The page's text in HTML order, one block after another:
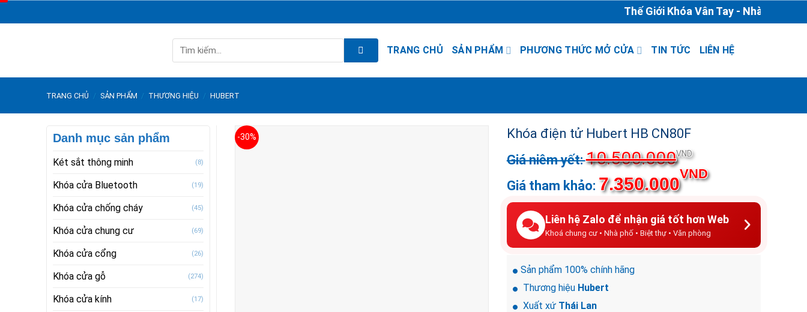
to
Thế Giới Khóa Vân Tay - Nhà Phân Phối
kiếm:
TRANG CHỦ SẢN PHẨM PHƯƠNG THỨC MỞ CỬA TIN TỨC LIÊN HỆ
TRANG CHỦ / SẢN PHẨM / THƯƠNG HIỆU / HUBERT
Danh mục sản phẩm
Két sắt thông minh (8)
Khóa cửa Bluetooth (19)
Khóa cửa chống cháy (45)
Khóa cửa chung cư (69)
Khóa cửa cổng (26)
Khóa cửa gỗ (274)
Khóa cửa kính (17)
-30% Khóa điện tử Hubert HB CN80F
10.500.000VNDGiá
gốc
là:
10.500.000VND.
7.350.000
VNDGiá
tại
là:
7.350.000VND.
Liên hệ Zalo để nhận giá tốt hơn Web
Khoá chung cư • Nhà phố • Biệt thự • Văn phòng
Sản phẩm 100% chính hãng
Thương hiệu Hubert
Xuất xứ Thái Lan